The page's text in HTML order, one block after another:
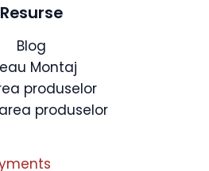
Resurse
Blog
Montaj
produselor
produselor